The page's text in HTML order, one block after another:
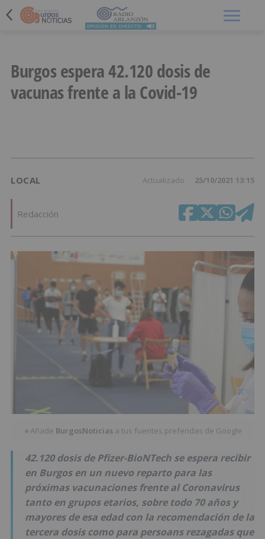
Burgos espera 42.120 dosis de
vacunas frente a la Covid-19
LOCAL Actualizado 25/10/2021 13:15
Redacción
★Añade BurgosNoticias a tus fuentes preferidas de Google
42.120 dosis de Pfizer-BioNTech se espera recibir
en Burgos en un nuevo reparto para las
próximas vacunaciones frente al Coronavirus
tanto en grupos etarios, sobre todo 70 años y
mayores de esa edad con la recomendación de la
tercera dosis como para persoans rezagadas que